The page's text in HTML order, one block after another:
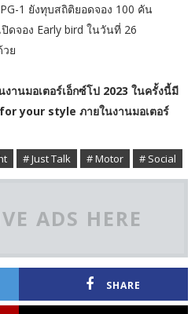
1 ยังทุบสถิติยอดจอง 100 คัน
ดจอง Early bird ในวันที่ 26
ย
านมอเตอร์เอ็กซ์โป 2023 ในครั้งนี้มี
your style ภายในงานมอเตอร์
# Just Talk # Motor # Social
ADS HERE
SHARE